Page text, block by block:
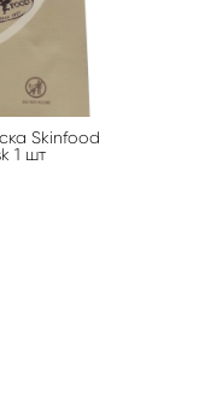
Skinfood
1 шт